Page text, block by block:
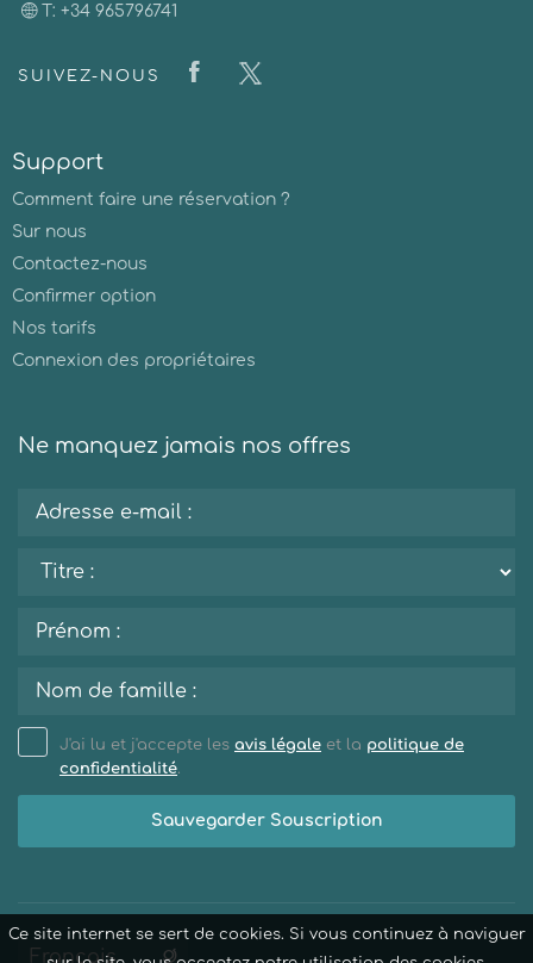
Ce site internet se sert de cookies. Si vous continuez à naviguer
T: +34 965796741
SUIVEZ-NOUS
Support
Comment faire une réservation ?
Sur nous
Contactez-nous
Confirmer option
Nos tarifs
Connexion des propriétaires
Ne manquez jamais nos offres
J'ai lu et j'accepte les avis légale et la politique de
confidentialité.
Sauvegarder Souscription